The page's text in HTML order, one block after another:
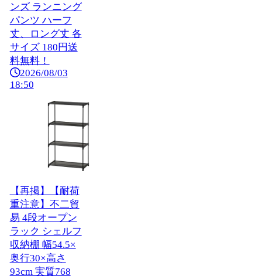
ンズ ランニング
パンツ ハーフ
丈、ロング丈 各
サイズ 180円送
料無料！
2026/08/03
18:50
【再掲】【耐荷
重注意】不二貿
易 4段オープン
ラック シェルフ
収納棚 幅54.5×
奥行30×高さ
93cm 実質768